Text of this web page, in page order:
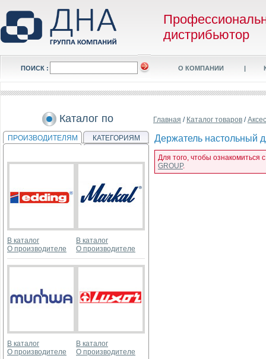
дистрибьютор
ПОИСК : О КОМПАНИИ |
Каталог по
ПРОИЗВОДИТЕЛЯМ КАТЕГОРИЯМ
В каталог
О производителе
В каталог
О производителе
В каталог
О производителе
В каталог
О производителе
Главная / Каталог товаров /
Держатель настольный
Для того, чтобы
GROUP.